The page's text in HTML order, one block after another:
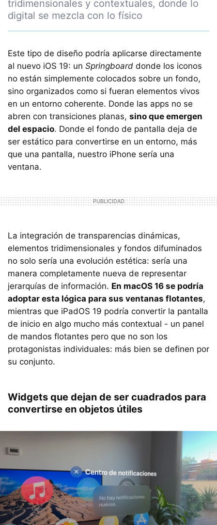
tridimensionales y contextuales, donde lo
digital se mezcla con lo físico
Este tipo de diseño podría aplicarse directamente
al nuevo iOS 19: un Springboard donde los iconos
no están simplemente colocados sobre un fondo,
sino organizados como si fueran elementos vivos
en un entorno coherente. Donde las apps no se
abren con transiciones planas, sino que emergen
del espacio. Donde el fondo de pantalla deja de
ser estático para convertirse en un entorno, más
que una pantalla, nuestro iPhone sería una
ventana.
La integración de transparencias dinámicas,
elementos tridimensionales y fondos difuminados
no solo sería una evolución estética: sería una
manera completamente nueva de representar
jerarquías de información. En macOS 16 se podría
adoptar esta lógica para sus ventanas flotantes,
mientras que iPadOS 19 podría convertir la pantalla
de inicio en algo mucho más contextual - un panel
de mandos flotantes pero que no son los
protagonistas individuales: más bien se definen por
su conjunto.
Widgets que dejan de ser cuadrados para
convertirse en objetos útiles